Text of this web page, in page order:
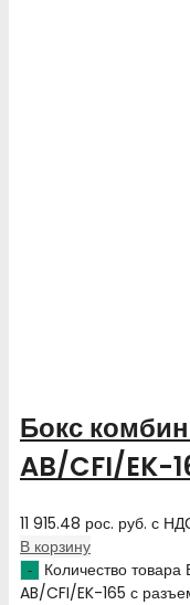
Бокс
AB/CFI/EK-
11 915.48 рос. руб. с
В корзину
Количество товара
AB/CFI/EK-165 с